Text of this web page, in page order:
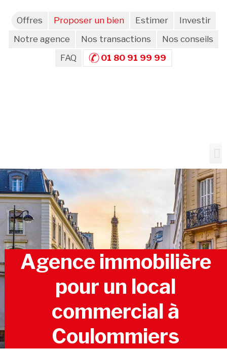
Offres Proposer un bien Estimer
Investir
Notre agence
Nos transactions
Nos conseils
FAQ
01 80 91 99 99
Agence immobilière
pour un local
commercial à
Coulommiers